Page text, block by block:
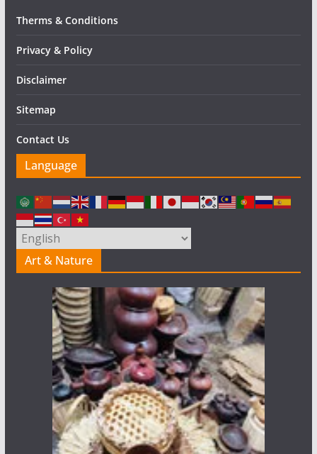
Therms & Conditions
Privacy & Policy
Disclaimer
Sitemap
Contact Us
Language
Art & Nature